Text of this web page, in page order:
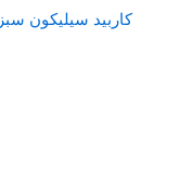
کاربید سیلیکون سبز